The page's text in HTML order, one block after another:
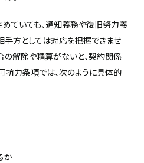
ていても、通知義務や復旧努力義
方としては対応を把握できませ
の解除や精算がないと、契約関係
抗力条項では、次のように具体的
か